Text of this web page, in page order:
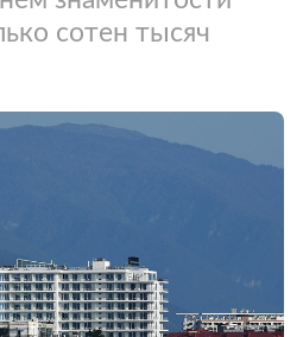
сотен тысяч